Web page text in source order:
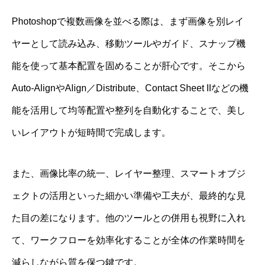
Photoshopで複数画像を並べる際は、まず画像を別レイ
ヤーとして読み込み、移動ツールやガイド、スナップ機
能を使って基本配置を固めることが肝心です。そこから
Auto-AlignやAlign／Distribute、Contact Sheet IIなどの機
能を活用して均等配置や整列を自動化することで、美し
いレイアウトが短時間で完成します。
また、画像比率の統一、レイヤー整理、スマートオブジ
ェクトの活用といった細かい準備や工夫が、最終的な見
た目の差になります。他のツールとの併用も視野に入れ
て、ワークフローを効率化することが全体の作業時間を
減らしながら質を保つ鍵です。